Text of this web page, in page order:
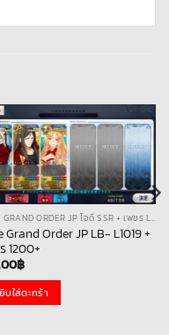
FATE GRAND ORDER JP ไอดี SSR + เพชร LB
Grand Order JP LB- L1019 +
1200+
฿
บใส่ตะกร้า